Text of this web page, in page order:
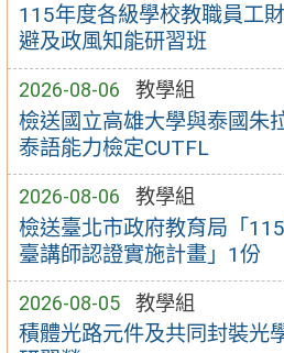
115年度各級學校教職員工
避及政風知能研習班
2026-08-06 教學組
檢送國立高雄大學與泰國朱
泰語能力檢定CUTFL
2026-08-06 教學組
檢送臺北市政府教育局「
臺講師認證實施計畫」1份
2026-08-05 教學組
積體光路元件及共同封裝光